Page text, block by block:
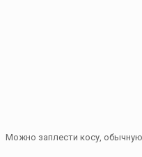
Можно заплести косу,